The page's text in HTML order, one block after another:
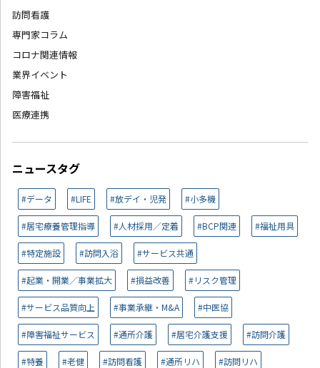
訪問看護
専門家コラム
コロナ関連情報
業界イベント
障害福祉
医療連携
ニュースタグ
#データ #LIFE #放デイ・児発 #小多機
#居宅療養管理指導 #人材採用／定着 #BCP関連 #福祉用具
#特定施設 #訪問入浴 #サービス共通
#起業・開業／事業拡大 #損益改善 #リスク管理
#サービス品質向上 #事業承継・M&A #中医協
#障害福祉サービス #通所介護 #居宅介護支援 #訪問介護
#特養 #老健 #訪問看護 #通所リハ #訪問リハ